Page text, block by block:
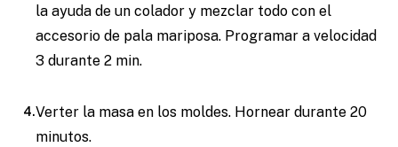
la ayuda de un colador y mezclar todo con el
accesorio de pala mariposa. Programar a velocidad
3 durante 2 min.
Verter la masa en los moldes. Hornear durante 20
minutos.